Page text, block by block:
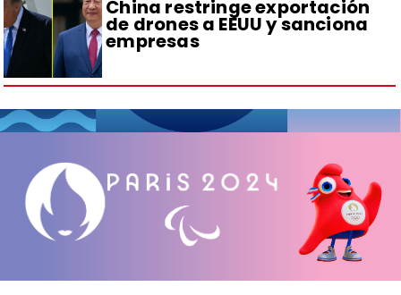
China restringe exportación
de drones a EEUU y sanciona
empresas